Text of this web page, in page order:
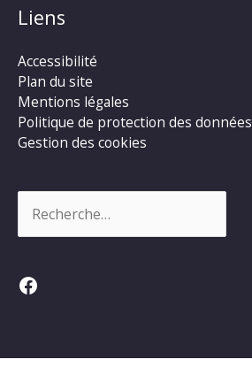
Liens
Accessibilité
Plan du site
Mentions légales
Politique de protection des données
Gestion des cookies
Facebook